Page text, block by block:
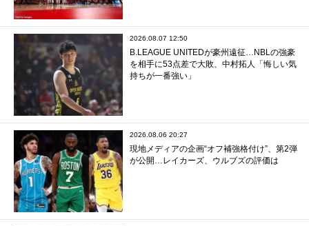
2026.08.07 12:50
B.LEAGUE UNITEDが豪州遠征…NBLの強豪
を相手に53点差で大敗、中村拓人「悔しい気
持ちが一番強い」
2026.08.06 20:27
現地メディアの企画“オフ補強格付け”、第2弾
が公開…レイカーズ、ウルブズの評価は